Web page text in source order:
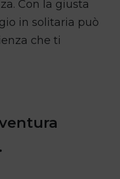
Con la giusta
in solitaria può
che ti